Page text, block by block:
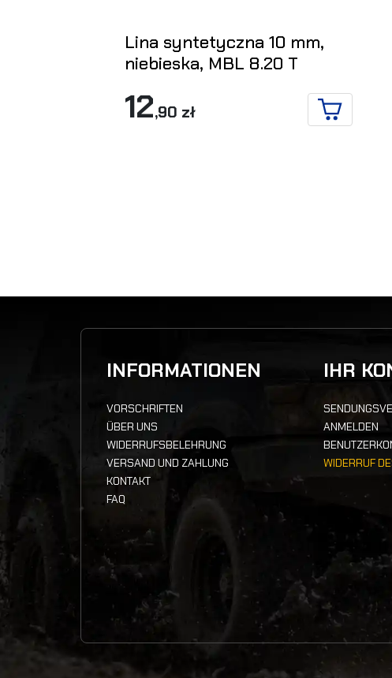
Lina syntetyczna 10 mm,
niebieska, MBL 8.20 T
12,90 zł
IN DEN
INFORMATIONEN
VORSCHRIFTEN
ÜBER UNS
WIDERRUFSBELEHRUNG
VERSAND UND ZAHLUNG
KONTAKT
FAQ
IHR
ANMELDEN
WIDERRUF